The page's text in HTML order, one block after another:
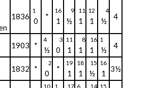
1836
1
0 *
16
1
9
½
11
1
12
1
4
½ 4
1903 *
4
½
3
0
11
1
8
1
16
1
1
½ 4
1832 *
2
0 *
19
1
18
1
15
½
16
1 3½
10 1 17 6 14 15